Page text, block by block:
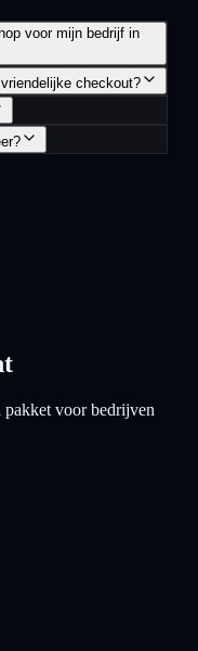
voor mijn bedrijf in
checkout?
voor bedrijven